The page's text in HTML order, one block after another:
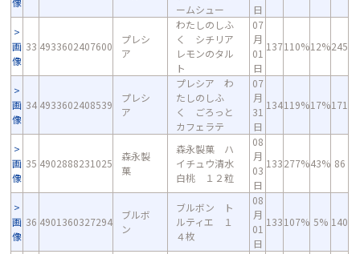
ームシュー
日
画
像
33 4933602407600
プレシ
ア
わたしのしふ
く シチリア
レモンのタル
ト
07
月
01
日
137110%12%245
画
像
34 4933602408539
プレシ
ア
プレシア わ
たしのしふ
く ごろっと
カフェラテ
07
月
31
日
134119%17%171
画
像
35 4902888231025
森永製
菓
森永製菓 ハ
イチュウ清水
白桃 １２粒
08
月
03
日
133277%43% 86
画
像
36 4901360327294
ブルボ
ン
ブルボン ト
ルティエ １
４枚
08
月
01
日
133107% 5% 140